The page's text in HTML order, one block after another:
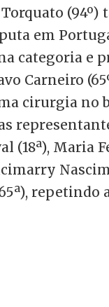
(94º)
em
categoria e
Carneiro
cirurgia no
(18ª), Maria
repetindo